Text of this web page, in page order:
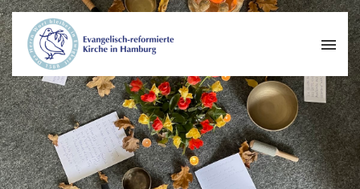
Wer wir sind
Wo wir zusammenkommen
Geschichte unserer Gemeinde
Wie wir uns organisieren